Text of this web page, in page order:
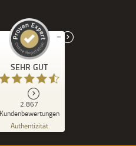
SEHR GUT
2.867
Kundenbewertungen
Authentizität
und Erfahrungen zu
Academy of Sports
%
Empfehlungen auf
ProvenExpert.com